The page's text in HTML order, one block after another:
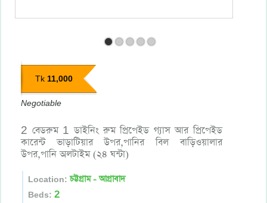
Tk11,000
Negotiable
2 বেডরুম 1 ডাইনিং রুম প্রিপেইড গ্যাস আর প্রিপেইড
কারেন্ট ভাড়াটিয়ার উপর,পানির বিল বাড়িওয়ালার
উপর,পানি অলটাইম (২৪ ঘন্টা)
Location: চট্টগ্রাম - আগ্রাবাদ
Beds: 2